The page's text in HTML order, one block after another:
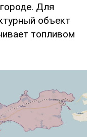
Для
объект
топливом